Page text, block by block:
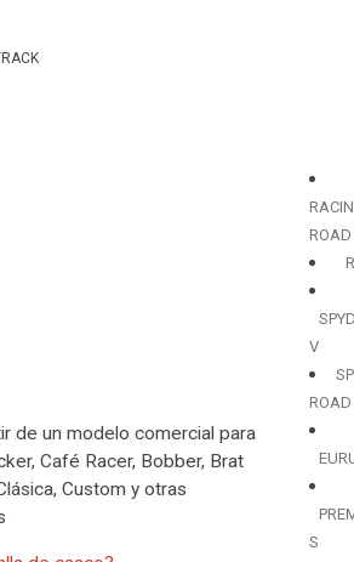
de un modelo comercial para
Café Racer, Bobber, Brat
Custom y otras
ROAD
V
ROAD
S